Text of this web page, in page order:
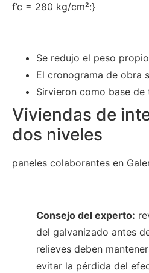
f’c = 280 kg/cm²:}
Se redujo el peso
El cronograma de obra
Sirvieron como base
Viviendas de
dos niveles
paneles colaborantes en
Consejo del experto:
del galvanizado antes
relieves deben
evitar la pérdida del